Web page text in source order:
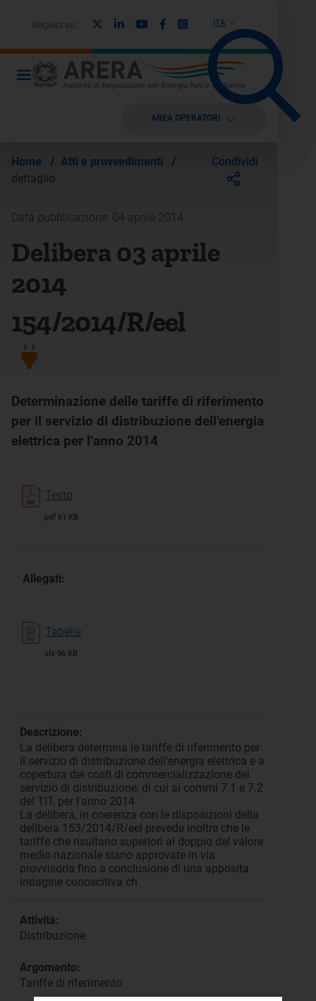
ITA
Seguici su: LinkedinYoutubeFacebook
Instagram
AREA OPERATORI
Home / Atti e provvedimenti
/
dettaglio
Condividi
Data pubblicazione: 04 aprile 2014
Delibera 03 aprile
2014
154/2014/R/eel
Determinazione delle tariffe di riferimento
per il servizio di distribuzione dell’energia
elettrica per l’anno 2014
Testo
pdf 61 KB
Allegati:
Tabelle
xls 56 KB
Descrizione:
La delibera determina le tariffe di riferimento per
il servizio di distribuzione dell'energia elettrica e a
copertura dei costi di commercializzazione del
servizio di distribuzione, di cui ai commi 7.1 e 7.2
del TIT, per l'anno 2014.
La delibera, in coerenza con le disposizioni della
delibera 153/2014/R/eel prevede inoltre che le
tariffe che risultano superiori al doppio del valore
medio nazionale siano approvate in via
provvisoria fino a conclusione di una apposita
indagine conoscitiva ch
Attività:
Distribuzione
Argomento:
Tariffe di riferimento